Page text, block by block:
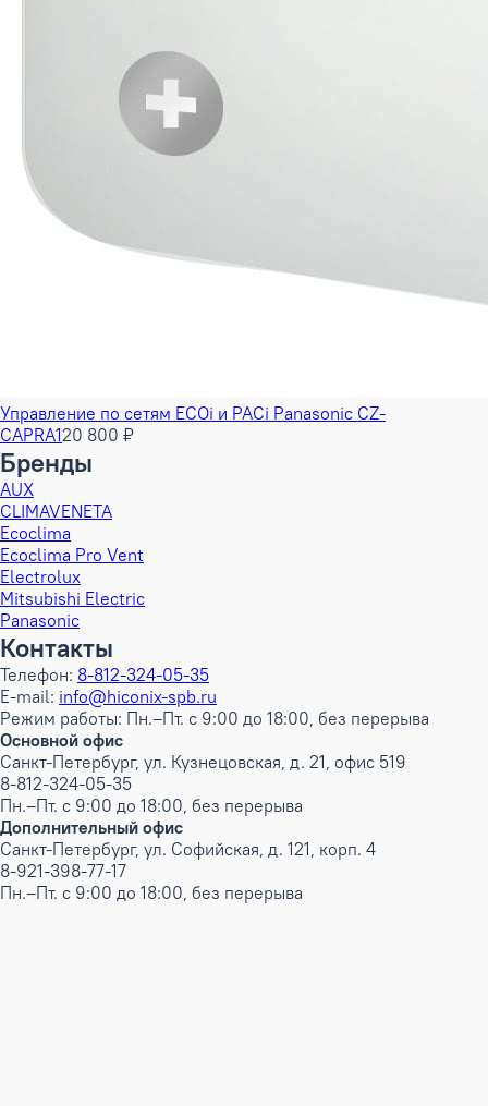
Управление по сетям ECOi и PACi Panasonic CZ-
CAPRA120 800 ₽
Бренды
AUX
CLIMAVENETA
Ecoclima
Ecoclima Pro Vent
Electrolux
Mitsubishi Electric
Panasonic
Контакты
Телефон: 8-812-324-05-35
E-mail: info@hiconix-spb.ru
Режим работы: Пн.–Пт. с 9:00 до 18:00, без перерыва
Основной офис
Санкт-Петербург, ул. Кузнецовская, д. 21, офис 519
8-812-324-05-35
Пн.–Пт. с 9:00 до 18:00, без перерыва
Дополнительный офис
Санкт-Петербург, ул. Софийская, д. 121, корп. 4
8-921-398-77-17
Пн.–Пт. с 9:00 до 18:00, без перерыва